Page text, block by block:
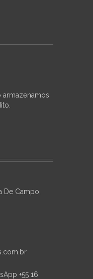
armazenamos
De Campo,
+55 16